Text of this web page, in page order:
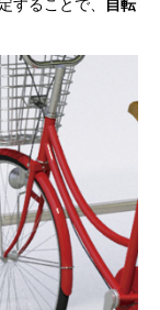
することで、
自転